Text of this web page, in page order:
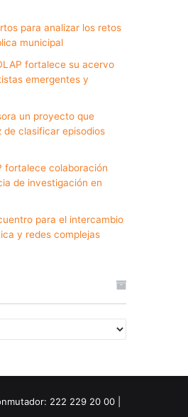
para analizar los retos
municipal
fortalece su acervo
emergentes y
un proyecto que
clasificar episodios
fortalece colaboración
de investigación en
para el intercambio
y redes complejas
222 229 20 00 |